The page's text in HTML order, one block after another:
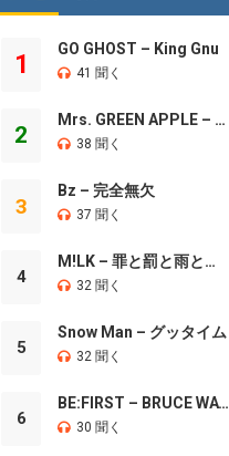
1
GO GHOST – King Gnu
41 聞く
2
Mrs. GREEN APPLE – Brand New
38 聞く
3
Bz – 完全無欠
37 聞く
4
M!LK – 罪と罰と雨とキス
32 聞く
5
Snow Man – グッタイム
32 聞く
6
BE:FIRST – BRUCE WAYNE
30 聞く